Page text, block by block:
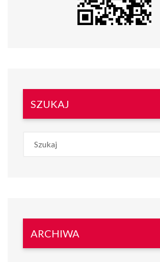
SZUKAJ
ARCHIWA